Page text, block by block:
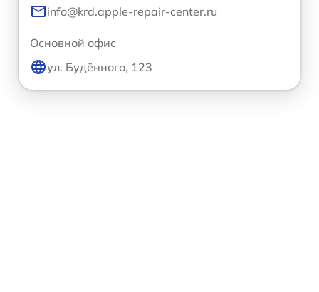
info@krd.apple-repair-center.ru
Основной офис
ул. Будённого, 123